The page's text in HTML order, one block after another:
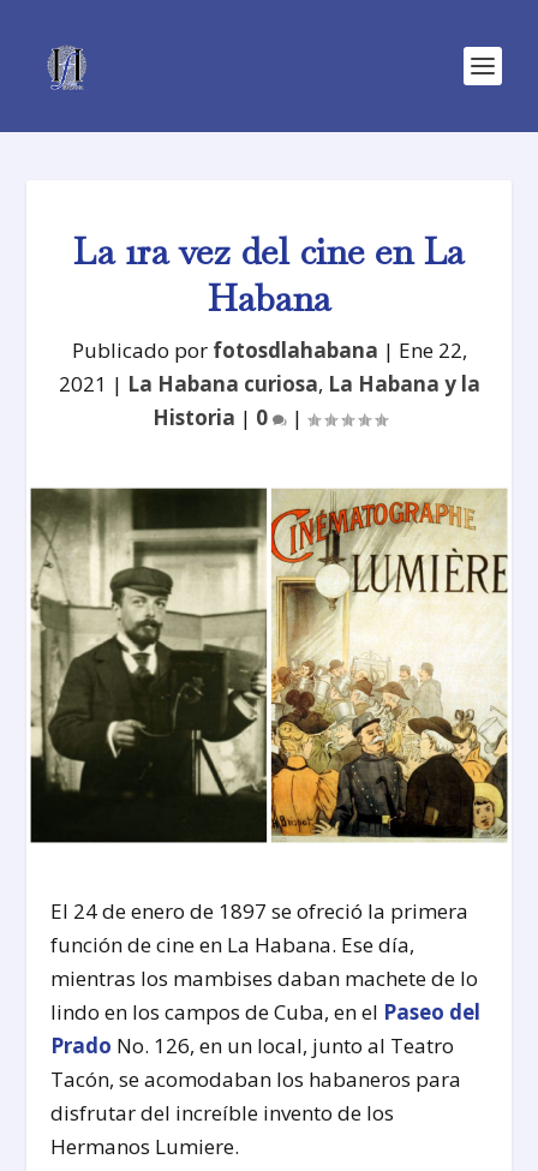
La 1ra vez del cine en La
Habana
Publicado por fotosdlahabana | Ene 22,
2021 | La Habana curiosa, La Habana y la
Historia | 0 |
El 24 de enero de 1897 se ofreció la primera
función de cine en La Habana. Ese día,
mientras los mambises daban machete de lo
lindo en los campos de Cuba, en el Paseo del
Prado No. 126, en un local, junto al Teatro
Tacón, se acomodaban los habaneros para
disfrutar del increíble invento de los
Hermanos Lumiere.